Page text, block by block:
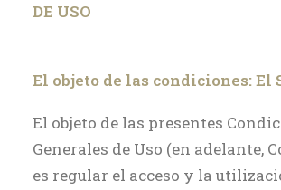
DE USO
El objeto de las condiciones: El
El objeto de las presentes
Generales de Uso (en adelante,
es regular el acceso y la